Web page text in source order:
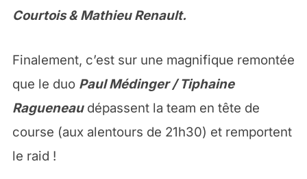
Courtois & Mathieu Renault.
Finalement, c’est sur une magnifique remontée
que le duo Paul Médinger / Tiphaine
Ragueneaudépassent la team en tête de
course (aux alentours de 21h30) et remportent
le raid !